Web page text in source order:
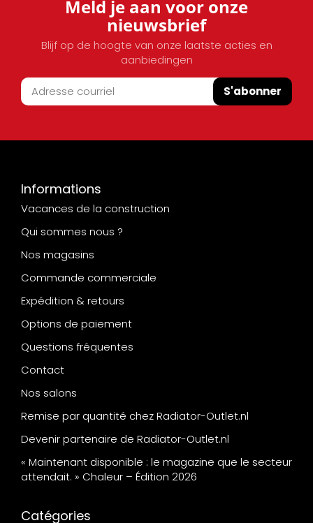
Meld je aan voor onze
nieuwsbrief
Blijf op de hoogte van onze laatste acties en
aanbiedingen
S'abonner
Informations
Vacances de la construction
Qui sommes nous ?
Nos magasins
Commande commerciale
Expédition & retours
Options de paiement
Questions fréquentes
Contact
Nos salons
Remise par quantité chez Radiator-Outlet.nl
Devenir partenaire de Radiator-Outlet.nl
« Maintenant disponible : le magazine que le secteur
attendait. » Chaleur – Édition 2026
Catégories